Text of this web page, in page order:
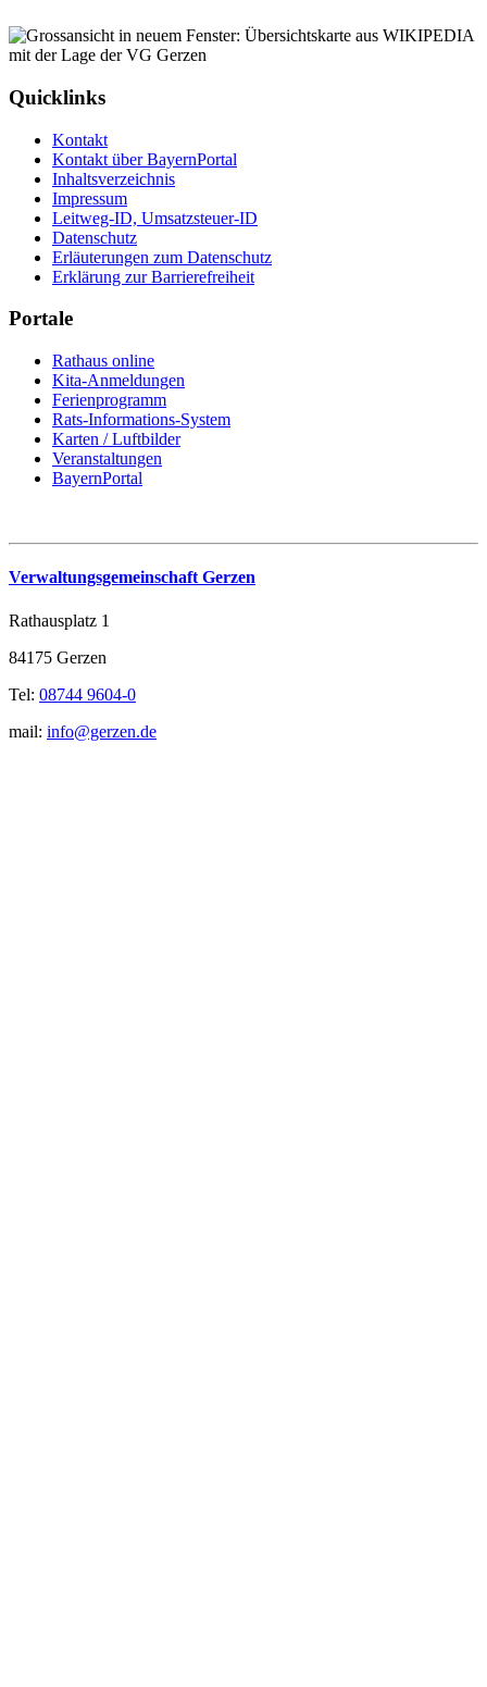
Quicklinks
Kontakt
Kontakt über BayernPortal
Inhaltsverzeichnis
Impressum
Leitweg-ID, Umsatzsteuer-ID
Datenschutz
Erläuterungen zum Datenschutz
Erklärung zur Barrierefreiheit
Portale
Rathaus online
Kita-Anmeldungen
Ferienprogramm
Rats-Informations-System
Karten / Luftbilder
Veranstaltungen
BayernPortal
Verwaltungsgemeinschaft Gerzen
Rathausplatz 1
84175 Gerzen
Tel: 08744 9604-0
mail: info@gerzen.de